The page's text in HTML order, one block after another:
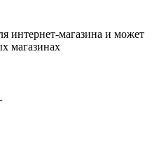
интернет-магазина и может
магазинах